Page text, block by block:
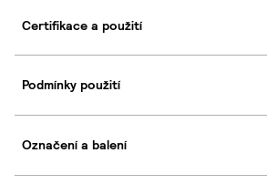
Certifikace a použití
Podmínky použití
Označení a balení